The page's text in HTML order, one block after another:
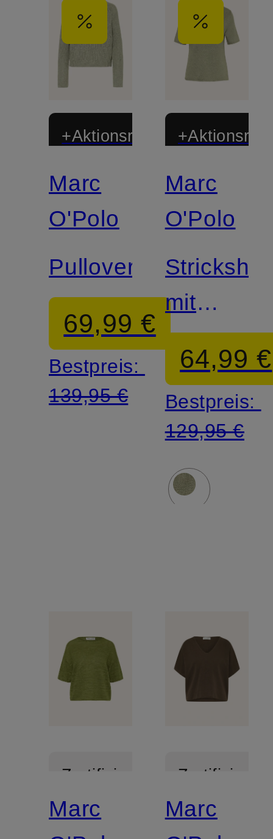
+Aktionsrabatt
Zertifiziert
Marc
O'Polo
Pullover
69,99 €
Bestpreis:
139,95 €
Zertifiziert
Marc
O'Polo
Strickshirt
mit
Leinen
64,99 €
Bestpreis:
129,95 €
Zertifiziert
Marc
Zertifiziert
Marc